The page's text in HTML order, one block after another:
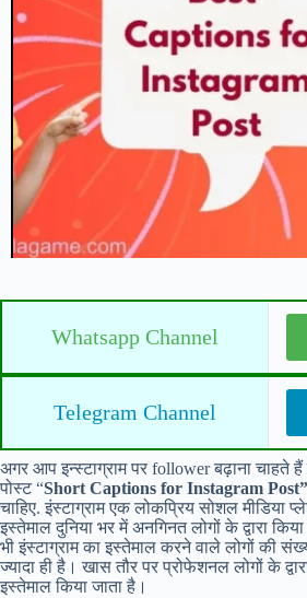
Whatsapp Channel
Telegram Channel
अगर आप इन्स्टाग्राम पर follower बढ़ाना
पोस्ट “Short Captions for Instagram Post”
चाहिए. इंस्टाग्राम एक लोकप्रिय सोशल मीडिया
इस्तेमाल दुनिया भर में अनगिनत लोगों के द्वारा
भी इंस्टाग्राम का इस्तेमाल करने वाले लोगों की
ज्यादा ही है। खास तौर पर प्रोफेशनल लोगों के
इस्तेमाल किया जाता है।